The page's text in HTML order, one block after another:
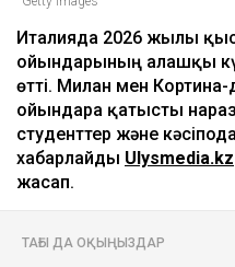
Италияда 2026 жылғы
ойындарының алғашқы
өтті. Милан мен
ойындарға қатысты
студенттер және
хабарлайды Ulysmedia.kz
жасап.
ТАҒЫ ДА ОҚЫҢЫЗДАР